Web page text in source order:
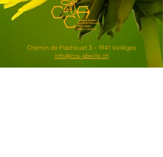
Chemin de Plachouet 3 - 1941 Vollèges
info@cca-abeille.ch